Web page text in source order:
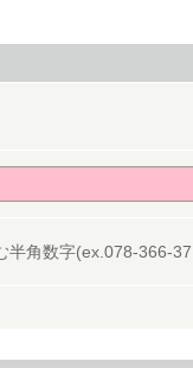
半角数字(ex.078-366-